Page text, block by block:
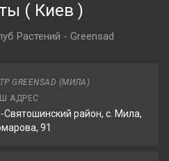
( Киев )
Растений - Greensad
GREENSAD (МИЛА)
АДРЕС
Святошинский район, с. Мила,
91